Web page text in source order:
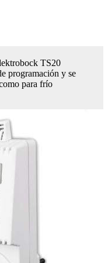
TS20
programación y se
para frío